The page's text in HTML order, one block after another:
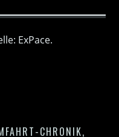
ExPace.
CHRONIK,